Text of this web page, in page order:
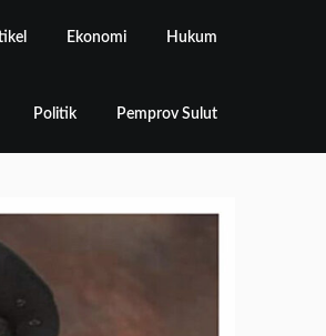
Ekonomi Hukum
Politik Pemprov Sulut